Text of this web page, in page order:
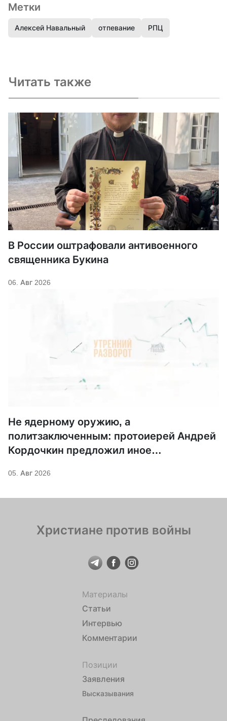
Метки
Алексей Навальный отпевание РПЦ
Читать также
В России оштрафовали антивоенного
священника Букина
06. Авг 2026
Не ядерному оружию, а
политзаключенным: протоиерей Андрей
Кордочкин предложил иное
Саровского
05. Авг 2026
Христиане против войны
Материалы
Статьи
Интервью
Комментарии
Позиции
Заявления
Высказывания